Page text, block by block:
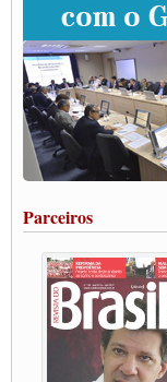
Grande Conquista da
ENCONTRO
DO BRASIL E A
Carta às Brasileiras e aos
Paulinho, presidente da
Caminhoneiros aprovam
Rodoviários de Feira
salarial
Vacina Já: Lockdown de 24
Condutores de Guarulhos
Paralisação dos
Rio Grande
Caminhoneiros bloqueiam
Modal-Live #13 Aumento
Trabalhadora em Tempos de
Parceiros